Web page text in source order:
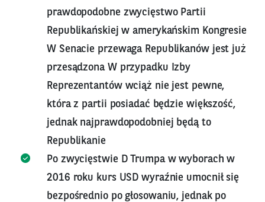
prawdopodobne zwycięstwo Partii
Republikańskiej w amerykańskim Kongresie
W Senacie przewaga Republikanów jest już
przesądzona W przypadku Izby
Reprezentantów wciąż nie jest pewne,
która z partii posiadać będzie większość,
jednak najprawdopodobniej będą to
Republikanie
Po zwycięstwie D Trumpa w wyborach w
2016 roku kurs USD wyraźnie umocnił się
bezpośrednio po głosowaniu, jednak po